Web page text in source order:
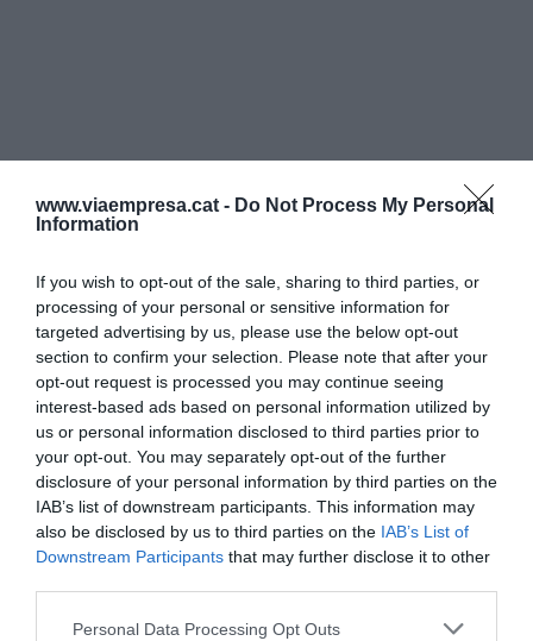
www.viaempresa.cat - Do Not Process My Personal
Information
If you wish to opt-out of the sale, sharing to third parties, or
processing of your personal or sensitive information for
targeted advertising by us, please use the below opt-out
section to confirm your selection. Please note that after your
opt-out request is processed you may continue seeing
interest-based ads based on personal information utilized by
us or personal information disclosed to third parties prior to
your opt-out. You may separately opt-out of the further
disclosure of your personal information by third parties on the
IAB’s list of downstream participants. This information may
also be disclosed by us to third parties on the IAB’s List of
Downstream Participants that may further disclose it to other
Personal Data Processing Opt Outs